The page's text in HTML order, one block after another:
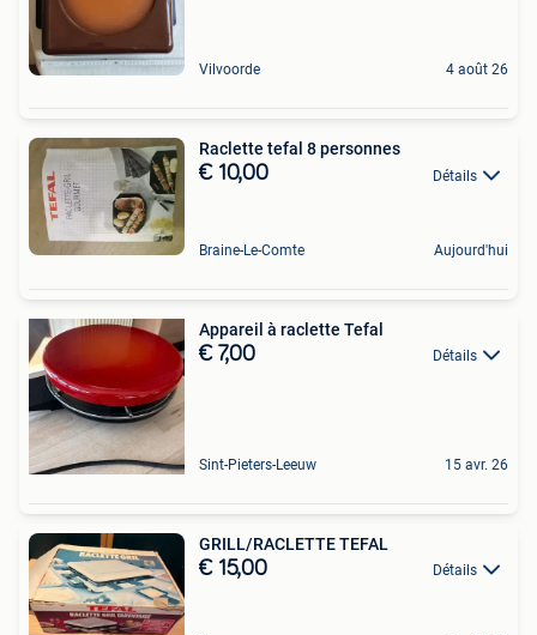
Vilvoorde 4 août 26
Raclette tefal 8 personnes
€ 10,00 Détails
Braine-Le-Comte Aujourd'hui
Appareil à raclette Tefal
€ 7,00 Détails
Sint-Pieters-Leeuw 15 avr. 26
GRILL/RACLETTE TEFAL
€ 15,00 Détails